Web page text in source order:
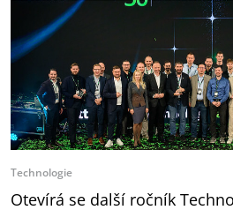
Technologie
Otevírá se další ročník